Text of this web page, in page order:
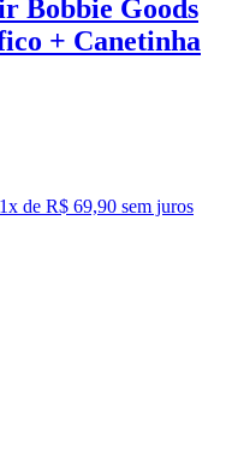
Bobbie Goods
+ Canetinha
1x de R$ 69,90 sem juros